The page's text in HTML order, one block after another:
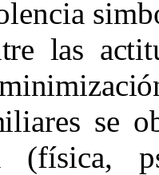
las
se